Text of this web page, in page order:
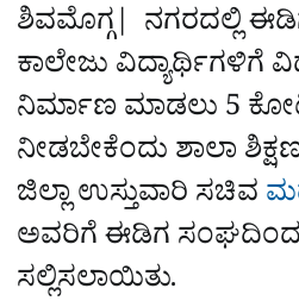
ಶಿವಮೊಗ್ಗ| ನಗರದಲ್ಲಿ
ಕಾಲೇಜು ವಿದ್ಯಾರ್ಥಿಗಳಿಗೆ
ನಿರ್ಮಾಣ ಮಾಡಲು 5
ನೀಡಬೇಕೆಂದು ಶಾಲಾ
ಜಿಲ್ಲಾ ಉಸ್ತುವಾರಿ ಸಚಿವ
ಅವರಿಗೆ ಈಡಿಗ
ಸಲ್ಲಿಸಲಾಯಿತು.